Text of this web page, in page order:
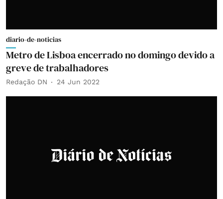
diario-de-noticias
Metro de Lisboa encerrado no domingo devido a
greve de trabalhadores
Redação DN 24 Jun 2022